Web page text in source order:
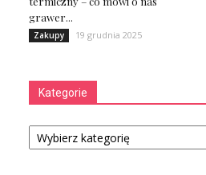
grawer...
Zakupy 19 grudnia 2025
Kategorie
Kategorie